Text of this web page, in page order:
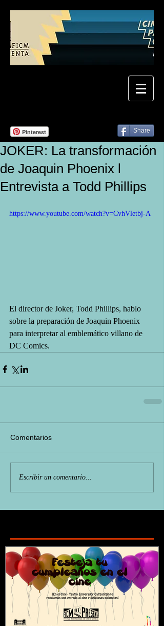
Pinterest Share
JOKER: La transformación
de Joaquin Phoenix l
Entrevista a Todd Phillips
https://www.youtube.com/watch?v=CvhVletbj-A
El director de Joker, Todd Phillips, hablo
sobre la preparación de Joaquin Phoenix
para interpretar al emblemático villano de
DC Comics.
Comentarios
Escribir un comentario...